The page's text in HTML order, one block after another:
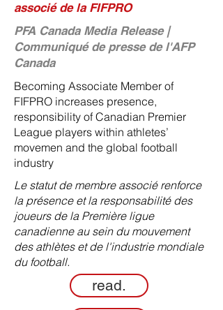
associé de la FIFPRO
PFA Canada Media Release |
Communiqué de presse de l'AFP
Canada
Becoming Associate Member of
FIFPRO increases presence,
responsibility of Canadian Premier
League players within athletes’
movemen and the global football
industry
Le statut de membre associé renforce
la présence et la responsabilité des
joueurs de la Première ligue
canadienne au sein du mouvement
des athlètes et de l'industrie mondiale
du football.
read.